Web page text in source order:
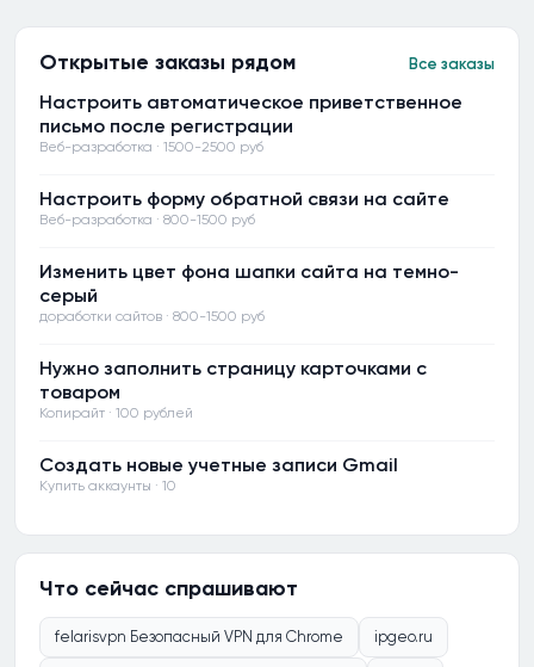
Открытые заказы рядом Все заказы
Настроить автоматическое приветственное
письмо после регистрации
Веб-разработка · 1500-2500 руб
Настроить форму обратной связи на сайте
Веб-разработка · 800-1500 руб
Изменить цвет фона шапки сайта на темно-
серый
доработки сайтов · 800-1500 руб
Нужно заполнить страницу карточками с
товаром
Копирайт · 100 рублей
Создать новые учетные записи Gmail
Купить аккаунты · 10
Что сейчас спрашивают
felarisvpn Безопасный VPN для Chrome ipgeo.ru